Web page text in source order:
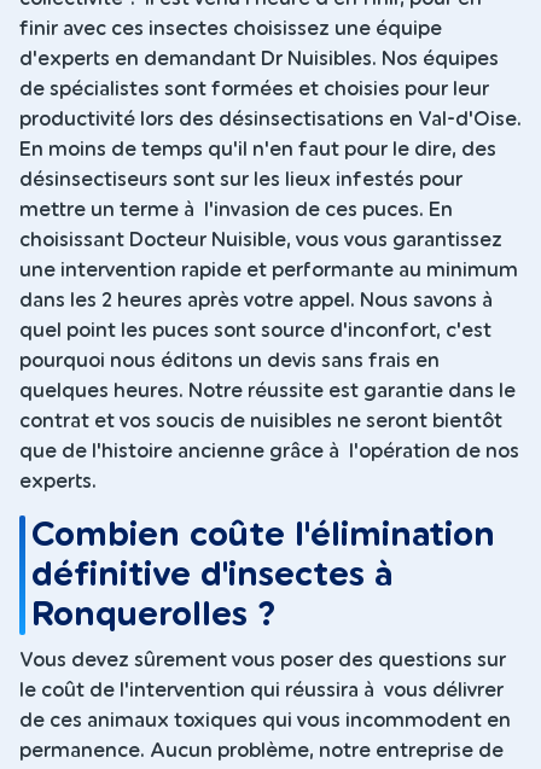
finir avec ces insectes choisissez une équipe
d'experts en demandant Dr Nuisibles. Nos équipes
de spécialistes sont formées et choisies pour leur
productivité lors des désinsectisations en Val-d'Oise.
En moins de temps qu'il n'en faut pour le dire, des
désinsectiseurs sont sur les lieux infestés pour
mettre un terme à l'invasion de ces puces. En
choisissant Docteur Nuisible, vous vous garantissez
une intervention rapide et performante au minimum
dans les 2 heures après votre appel. Nous savons à
quel point les puces sont source d'inconfort, c'est
pourquoi nous éditons un devis sans frais en
quelques heures. Notre réussite est garantie dans le
contrat et vos soucis de nuisibles ne seront bientôt
que de l'histoire ancienne grâce à l'opération de nos
experts.
Combien coûte l'élimination
définitive d'insectes à
Ronquerolles ?
Vous devez sûrement vous poser des questions sur
le coût de l'intervention qui réussira à vous délivrer
de ces animaux toxiques qui vous incommodent en
permanence. Aucun problème, notre entreprise de